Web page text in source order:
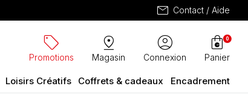
mail Contact / Aide
sell
Promotions
pin_drop
Magasin
account_circle
Connexion
shopping_bag
Panier
0
Loisirs Créatifs Coffrets & cadeaux Encadrement